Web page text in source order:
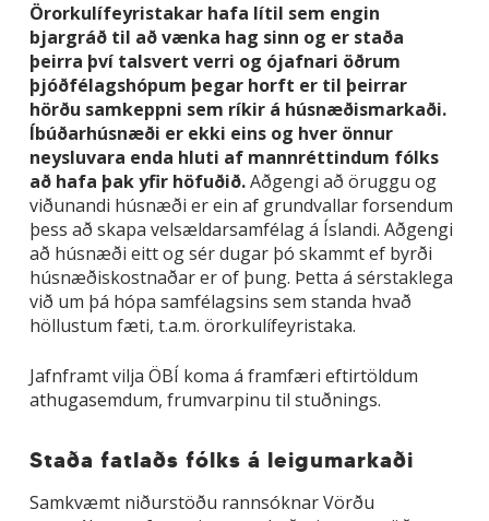
Örorkulífeyristakar hafa lítil sem engin
bjargráð til að vænka hag sinn og er staða
þeirra því talsvert verri og ójafnari öðrum
þjóðfélagshópum þegar horft er til þeirrar
hörðu samkeppni sem ríkir á húsnæðismarkaði.
Íbúðarhúsnæði er ekki eins og hver önnur
neysluvara enda hluti af mannréttindum fólks
að hafa þak yfir höfuðið.Aðgengi að öruggu og
viðunandi húsnæði er ein af grundvallar forsendum
þess að skapa velsældarsamfélag á Íslandi. Aðgengi
að húsnæði eitt og sér dugar þó skammt ef byrði
húsnæðiskostnaðar er of þung. Þetta á sérstaklega
við um þá hópa samfélagsins sem standa hvað
höllustum fæti, t.a.m. örorkulífeyristaka.
Jafnframt vilja ÖBÍ koma á framfæri eftirtöldum
athugasemdum, frumvarpinu til stuðnings.
Staða fatlaðs fólks á leigumarkaði
Samkvæmt niðurstöðu rannsóknar Vörðu